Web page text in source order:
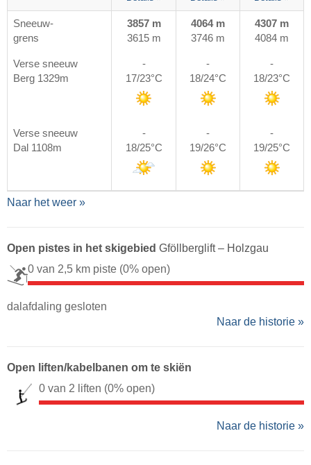
Sneeuw-
grens
3857 m
3615 m
4064 m
3746 m
4307 m
4084 m
Verse sneeuw
Berg 1329m
-
17/23°C
-
18/24°C
-
18/23°C
Verse sneeuw
Dal 1108m
-
18/25°C
-
19/26°C
-
19/25°C
Naar het weer »
Open pistes in het skigebied Gföllberglift – Holzgau
0 van 2,5 km piste (0% open)
dalafdaling gesloten
Naar de historie »
Open liften/kabelbanen om te skiën
0 van 2 liften (0% open)
Naar de historie »